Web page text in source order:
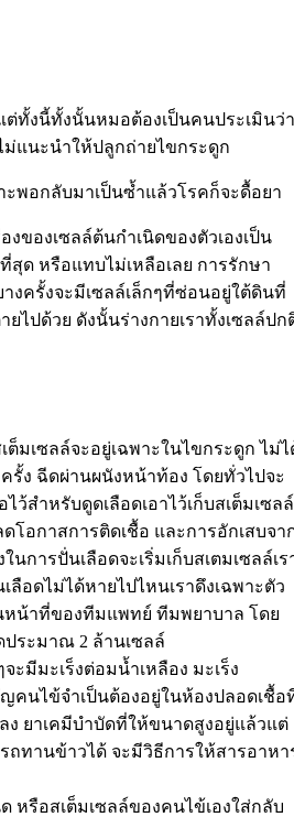
ต่ทั้งนี้ทั้งนั้นหมอต้องเป็นคนประเมินว่า
ม่แนะนำให้ปลูกถ่ายไขกระดูก
ะพอกลับมาเป็นซ้ำแล้วโรคก็จะดื้อยา
ของเซลล์ต้นกำเนิดของตัวเองเป็น
สุด หรือแทบไม่เหลือเลย การรักษา
งครั้งจะมีเซลล์เล็กๆที่ซ่อนอยู่ใต้ดินที่
ไปด้วย ดังนั้นร่างกายเราทั้งเซลล์ปก
มเซลล์จะอยู่เฉพาะในไขกระดูก ไม่ไ
รั้ง ฉีดผ่านผนังหน้าท้อง โดยทั่วไปจะ
สำหรับดูดเลือดเอาไว้เก็บสเต็มเซลล์
โอกาสการติดเชื้อ และการอักเสบจา
การปั่นเลือดจะเริ่มเก็บสเตมเซลล์เร
อดไม่ได้หายไปไหนเราดึงเฉพาะตัว
นหน้าที่ของทีมแพทย์ ทีมพยาบาล โดย
ประมาณ 2 ล้านเซลล์
มีมะเร็งต่อมน้ำเหลือง มะเร็ง
คนไข้จำเป็นต้องอยู่ในห้องปลอดเชื้อ
ง ยาเคมีบำบัดที่ให้ขนาดสูงอยู่แล้วแต่
ถทานข้าวได้ จะมีวิธีการให้สารอาหา
หรือสเต็มเซลล์ของคนไข้เองใส่กลับ